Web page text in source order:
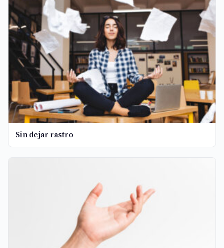
Sin dejar rastro